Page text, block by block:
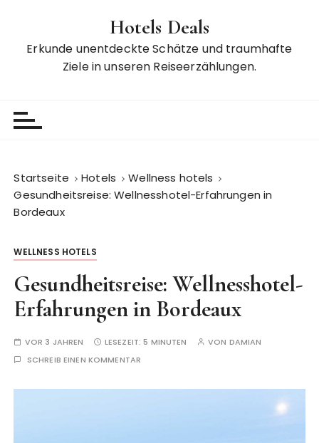
Hotels Deals
Erkunde unentdeckte Schätze und traumhafte
Ziele in unseren Reiseerzählungen.
Startseite Hotels
Wellness hotels
Gesundheitsreise: Wellnesshotel-Erfahrungen in
Bordeaux
WELLNESS HOTELS
Gesundheitsreise: Wellnesshotel-
Erfahrungen in Bordeaux
VOR 3 JAHREN LESEZEIT:5 MINUTEN VON DAMIAN
SCHREIB EINEN KOMMENTAR